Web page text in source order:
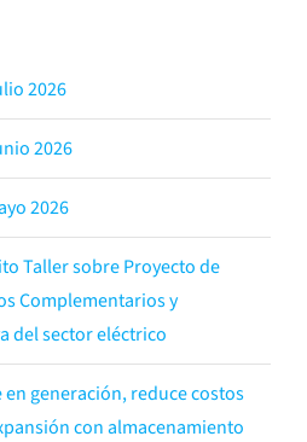
2026
2026
2026
Taller sobre Proyecto de
Complementarios y
del sector eléctrico
generación, reduce costos
con almacenamiento